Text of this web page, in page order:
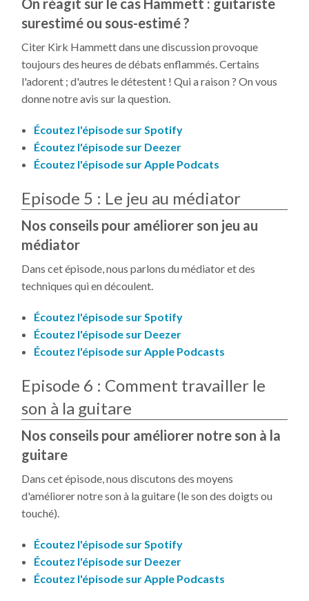
surestimé ou sous-estimé ?
Citer Kirk Hammett dans une discussion provoque
toujours des heures de débats enflammés. Certains
l'adorent ; d'autres le détestent ! Qui a raison ? On vous
donne notre avis sur la question.
Écoutez l'épisode sur Spotify
Écoutez l'épisode sur Deezer
Écoutez l'épisode sur Apple Podcats
Episode 5 : Le jeu au médiator
Nos conseils pour améliorer son jeu au
médiator
Dans cet épisode, nous parlons du médiator et des
techniques qui en découlent.
Écoutez l'épisode sur Spotify
Écoutez l'épisode sur Deezer
Écoutez l'épisode sur Apple Podcasts
Episode 6 : Comment travailler le
son à la guitare
Nos conseils pour améliorer notre son à la
guitare
Dans cet épisode, nous discutons des moyens
d'améliorer notre son à la guitare (le son des doigts ou
touché).
Écoutez l'épisode sur Spotify
Écoutez l'épisode sur Deezer
Écoutez l'épisode sur Apple Podcasts